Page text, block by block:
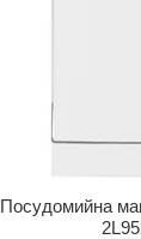
Посудомийна